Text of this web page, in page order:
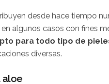
desde hace tiempo
algunos casos con fines
para todo tipo de
diversas.
aloe